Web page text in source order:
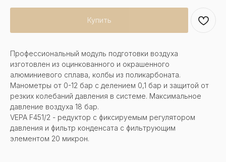
Купить
Профессиональный модуль подготовки воздуха
изготовлен из оцинкованного и окрашенного
алюминиевого сплава, колбы из поликарбоната.
Манометры от 0-12 бар с делением 0,1 бар и защитой от
резких колебаний давления в системе. Максимальное
давление воздуха 18 бар.
VEPA F451/2 - редуктор с фиксируемым регулятором
давления и фильтр конденсата с фильтрующим
элементом 20 микрон.